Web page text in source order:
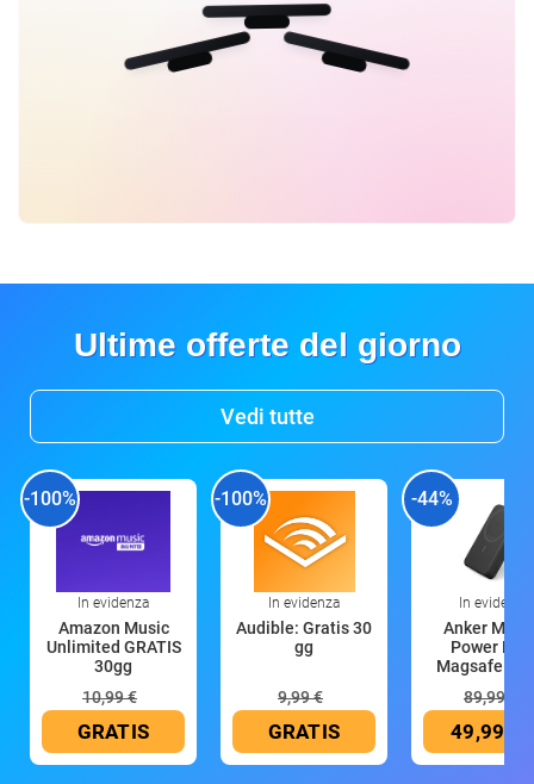
Ultime offerte del giorno
Vedi tutte
-100%
In evidenza
Amazon Music
Unlimited GRATIS
30gg
10,99 €
GRATIS
-100%
In evidenza
Audible: Gratis 30
gg
9,99 €
GRATIS
-44%
In evidenza
Anker
Power
Magsafe
89,99 €
49,99 €